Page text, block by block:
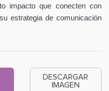
impacto que conecten con
estrategia de comunicación
DESCARGAR
IMAGEN